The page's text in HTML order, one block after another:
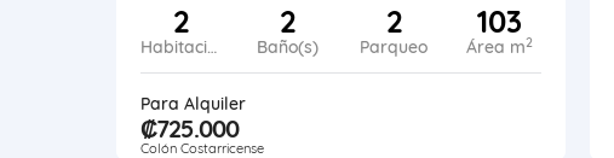
2
Habitaciones
2
Baño(s)
2
Parqueo
103
Área m2
Para Alquiler
₡725.000
Colón Costarricense